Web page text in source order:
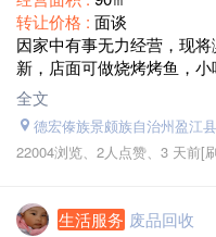
转让价格 : 面谈
因家中有事无力经营，现
新，店面可做烧烤烤鱼，
流量大
全文
德宏傣族景颇族自治州盈江
22004浏览、 2人点赞、 3 天前[
生活服务 废品回收